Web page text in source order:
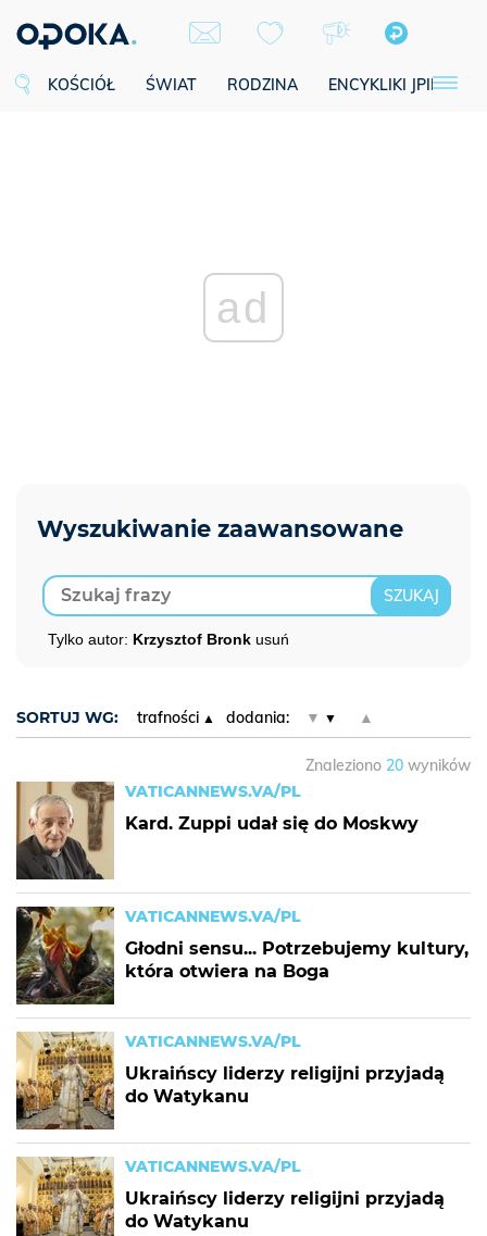
KOŚCIÓŁ ŚWIAT RODZINA ENCYKLIKI JPII
ad
Tylko autor: Krzysztof Bronk usuń
SORTUJ WG: trafności dodania: ▼ ▲
Znaleziono 20 wyników
VATICANNEWS.VA/PL
Kard. Zuppi udał się do Moskwy
VATICANNEWS.VA/PL
Głodni sensu... Potrzebujemy kultury,
która otwiera na Boga
VATICANNEWS.VA/PL
Ukraińscy liderzy religijni przyjadą
do Watykanu
VATICANNEWS.VA/PL
Ukraińscy liderzy religijni przyjadą
do Watykanu